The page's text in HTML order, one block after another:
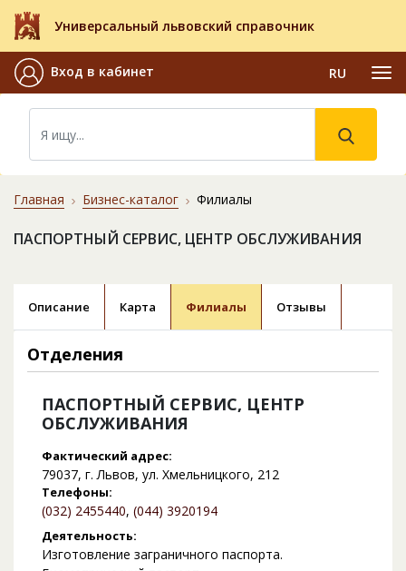
Универсальный львовский справочник
Вход в кабинет RU
Главная Бизнес-каталог Филиалы
ПАСПОРТНЫЙ СЕРВИС, ЦЕНТР ОБСЛУЖИВАНИЯ
Описание Карта Филиалы Отзывы
Отделения
ПАСПОРТНЫЙ СЕРВИС, ЦЕНТР
ОБСЛУЖИВАНИЯ
Фактический адрес:
79037, г. Львов, ул. Хмельницкого, 212
Телефоны:
(032) 2455440, (044) 3920194
Деятельность:
Изготовление заграничного паспорта.